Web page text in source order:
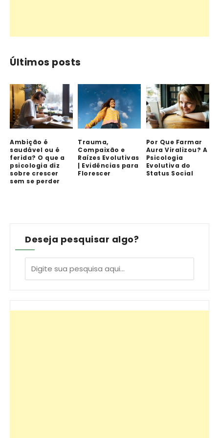
Últimos posts
Ambição é
saudável ou é
ferida? O que a
psicologia diz
sobre crescer
sem se perder
Trauma,
Compaixão e
Raízes Evolutivas
| Evidências para
Florescer
Por Que Farmar
Aura Viralizou? A
Psicologia
Evolutiva do
Status Social
Deseja pesquisar algo?